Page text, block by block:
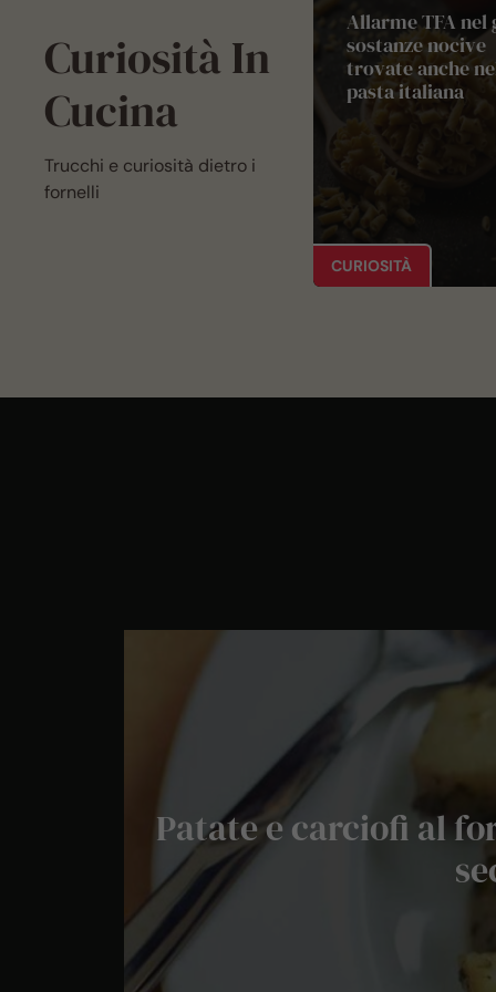
Curiosità In
Cucina
Trucchi e curiosità dietro i
fornelli
Allarme TFA nel
sostanze nocive
trovate anche
pasta italiana
CURIOSITÀ
Patate e carciofi al